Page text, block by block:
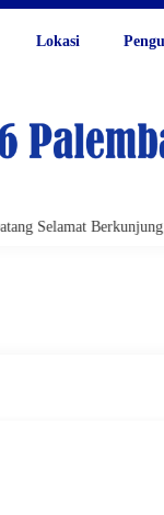
Lokasi
Selamat Berkunjung